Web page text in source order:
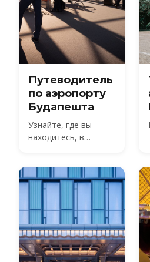
Путеводитель
по аэропорту
Будапешта
Узнайте, где вы
находитесь, в
Ференца Листа в
Будапеште